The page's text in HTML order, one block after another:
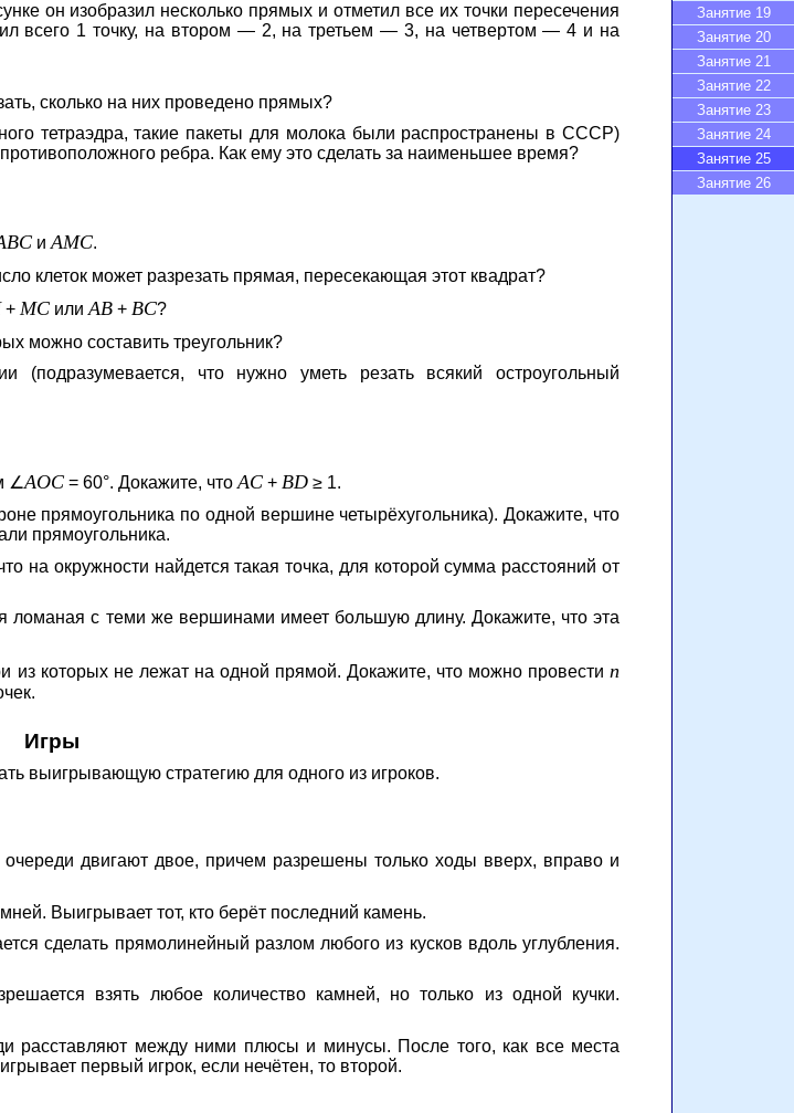
он изобразил несколько прямых и отметил все их точки пересечения
всего 1 точку, на втором — 2, на третьем — 3, на четвертом — 4 и на
сколько на них проведено прямых?
тетраэдра, такие пакеты для молока были распространены в СССР)
ребра. Как ему это сделать за наименьшее время?
иAMC.
клеток может разрезать прямая, пересекающая этот квадрат?
+ MC или AB + BC?
можно составить треугольник?
(подразумевается, что нужно уметь резать всякий остроугольный
∠AOC = 60°. Докажите, что AC + BD ≥ 1.
прямоугольника по одной вершине четырёхугольника). Докажите, что
прямоугольника.
на окружности найдется такая точка, для которой сумма расстояний от
ломаная с теми же вершинами имеет большую длину. Докажите, что эта
из которых не лежат на одной прямой. Докажите, что можно провести n
Игры
выигрывающую стратегию для одного из игроков.
двигают двое, причем разрешены только ходы вверх, вправо и
Выигрывает тот, кто берёт последний камень.
сделать прямолинейный разлом любого из кусков вдоль углубления.
взять любое количество камней, но только из одной кучки.
расставляют между ними плюсы и минусы. После того, как все места
первый игрок, если нечётен, то второй.
Занятие 19
Занятие 20
Занятие 21
Занятие 22
Занятие 23
Занятие 24
Занятие 25
Занятие 26